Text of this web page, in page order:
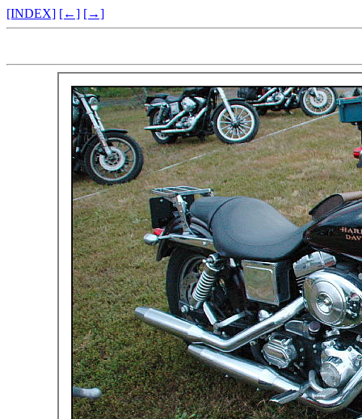
[INDEX] [←] [→]